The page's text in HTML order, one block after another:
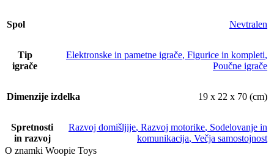
Spol Nevtralen
Tip
igrače
Elektronske in pametne igrače, Figurice in kompleti,
Poučne igrače
Dimenzije izdelka 19 x 22 x 70 (cm)
Spretnosti
in razvoj
Razvoj domišljije, Razvoj motorike, Sodelovanje in
komunikacija, Večja samostojnost
O znamki Woopie Toys